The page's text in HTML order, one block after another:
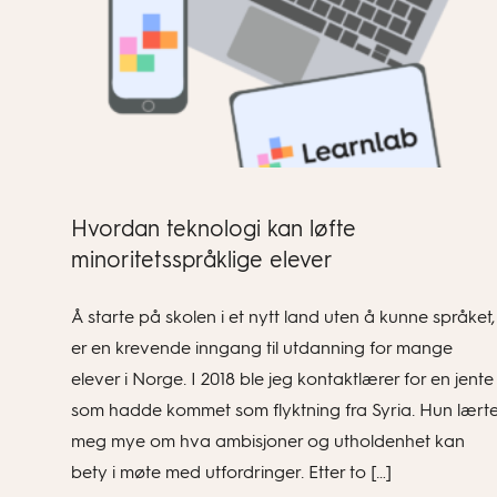
Hvordan teknologi kan løfte
minoritetsspråklige elever
Å starte på skolen i et nytt land uten å kunne språket,
er en krevende inngang til utdanning for mange
elever i Norge. I 2018 ble jeg kontaktlærer for en jente
som hadde kommet som flyktning fra Syria. Hun
meg mye om hva ambisjoner og utholdenhet kan
bety i møte med utfordringer. Etter to […]